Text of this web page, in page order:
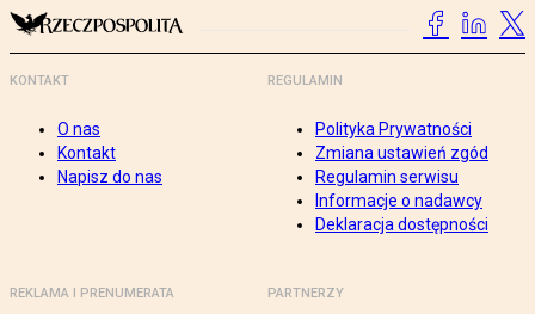
KONTAKT
O nas
Kontakt
Napisz do nas
REGULAMIN
Polityka Prywatności
Zmiana ustawień zgód
Regulamin serwisu
Informacje o nadawcy
Deklaracja dostępności
REKLAMA I PRENUMERATA PARTNERZY